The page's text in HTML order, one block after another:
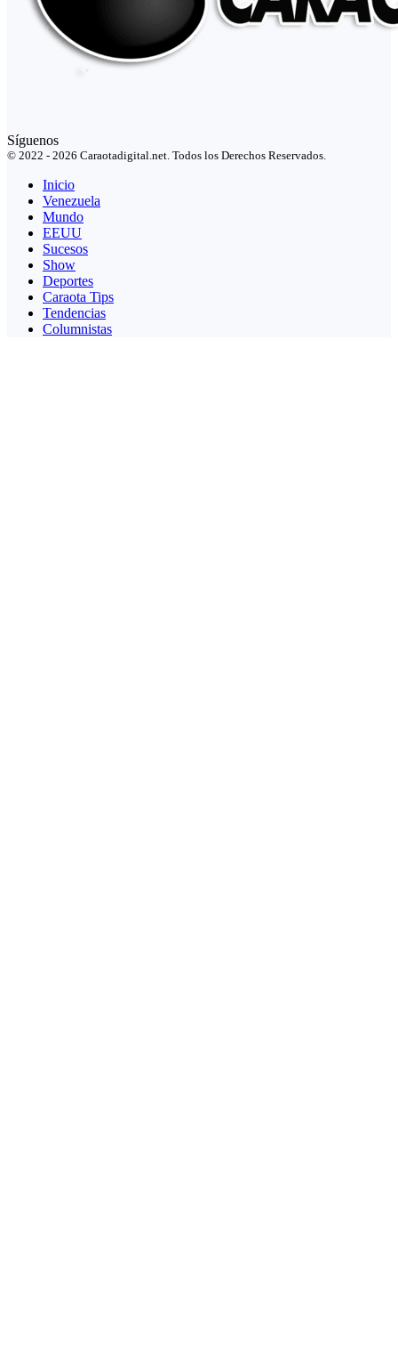
Síguenos
© 2022 - 2026 Caraotadigital.net. Todos los Derechos Reservados.
Inicio
Venezuela
Mundo
EEUU
Sucesos
Show
Deportes
Caraota Tips
Tendencias
Columnistas